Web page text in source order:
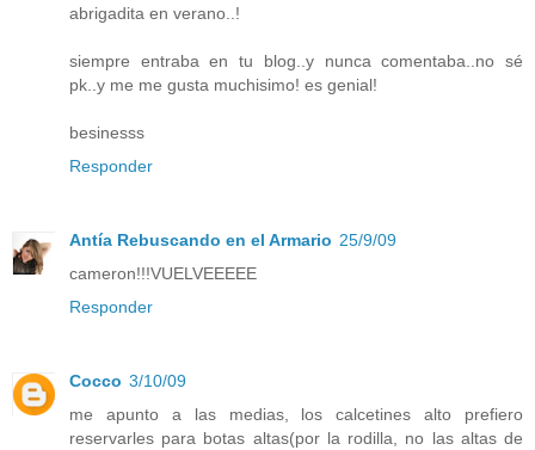
abrigadita en verano..!
siempre entraba en tu blog..y nunca comentaba..no sé
pk..y me me gusta muchisimo! es genial!
besinesss
Responder
Antía Rebuscando en el Armario 25/9/09
cameron!!!VUELVEEEEE
Responder
Cocco 3/10/09
me apunto a las medias, los calcetines alto prefiero
reservarles para botas altas(por la rodilla, no las altas de